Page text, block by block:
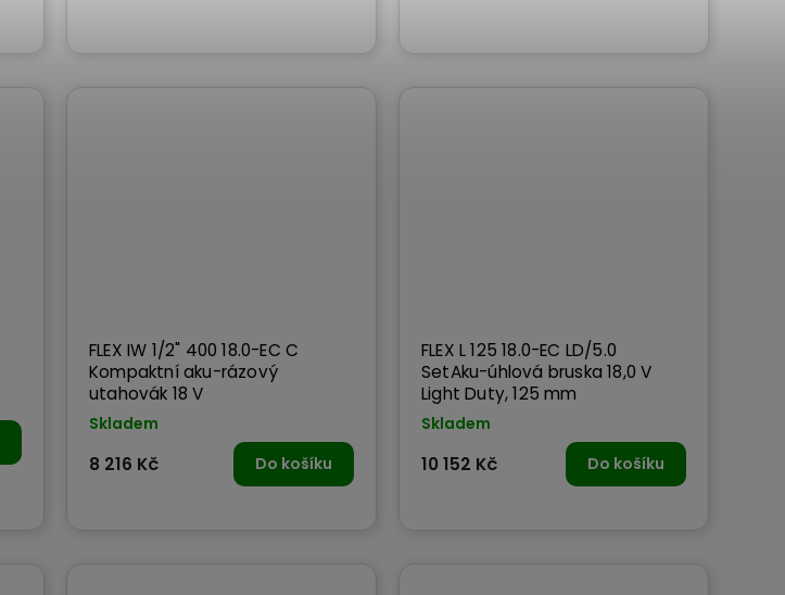
FLEX IW 1/2" 400 18.0-EC C
Kompaktní aku-rázový
utahovák 18 V
Skladem
8 216 Kč Do košíku
FLEX L 125 18.0-EC LD/5.0
SetAku-úhlová bruska 18,0 V
Light Duty, 125 mm
Skladem
10 152 Kč Do košíku